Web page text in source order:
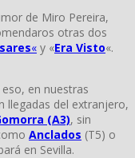
de Miro Pereira,
otras dos
« y «Era Visto«.
en nuestras
llegadas del extranjero,
(A3), sin
Anclados (T5) o
en Sevilla.